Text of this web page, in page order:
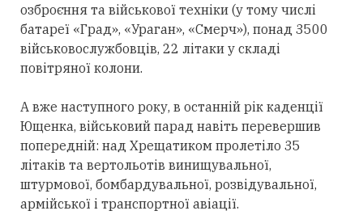
озброєння та військової техніки (у тому числі
батареї «Град», «Ураган», «Смерч»), понад 3500
військовослужбовців, 22 літаки у складі
повітряної колони.
А вже наступного року, в останній рік каденції
Ющенка, військовий парад навіть перевершив
попередній: над Хрещатиком пролетіло 35
літаків та вертольотів винищувальної,
штурмової, бомбардувальної, розвідувальної,
армійської і транспортної авіації.